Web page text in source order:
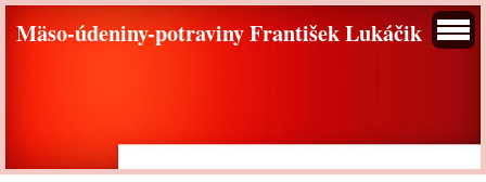
Mäso-údeniny-potraviny František Lukáčik